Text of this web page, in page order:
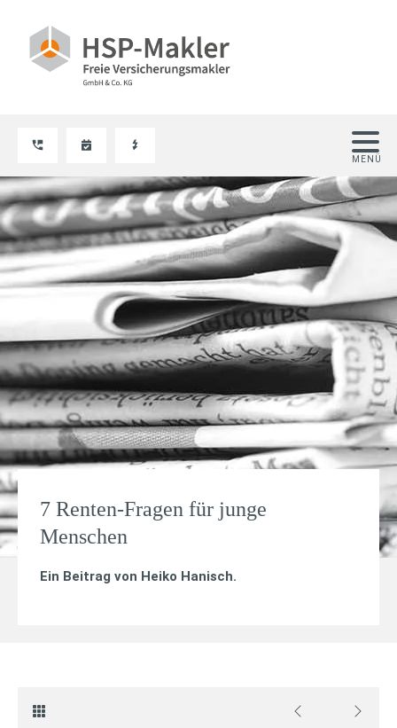
7 Renten-Fragen für junge
Menschen
Ein Beitrag von Heiko Hanisch.